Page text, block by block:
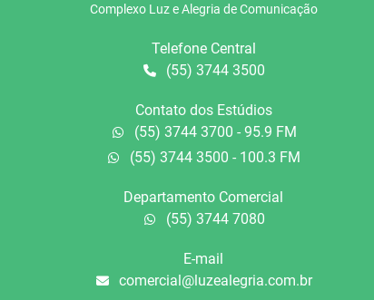
Complexo Luz e Alegria de Comunicação
Telefone Central
(55) 3744 3500
Contato dos Estúdios
(55) 3744 3700 - 95.9 FM
(55) 3744 3500 - 100.3 FM
Departamento Comercial
(55) 3744 7080
E-mail
comercial@luzealegria.com.br